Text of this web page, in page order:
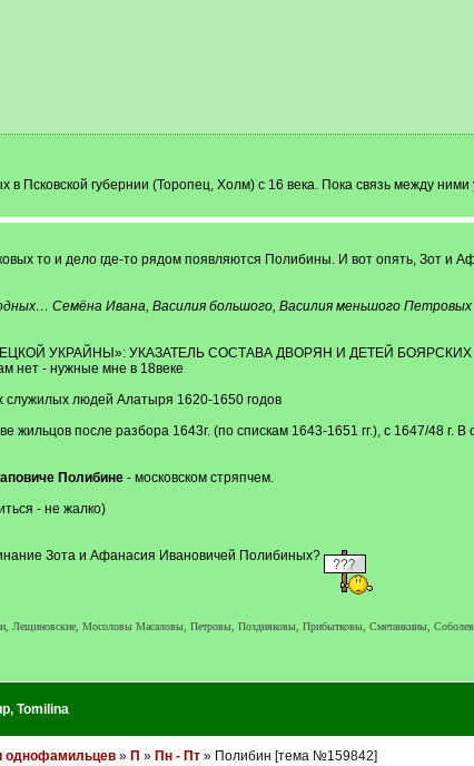
Псковской губернии (Торопец, Холм) с 16 века. Пока связь между ними
то и дело где-то рядом появляются Полибины. И вот опять, Зот и
Семёна Ивана, Василия большого, Василия меньшого
УКРАЙНЫ»: УКАЗАТЕЛЬ СОСТАВА ДВОРЯН И ДЕТЕЙ
нет - нужные мне в 18веке
людей Алатыря 1620-1650 годов
жильцов после разбора 1643г. (по спискам 1643-1651 гг.), с 1647/48 г.
Полибине- московском стряпчем.
- не жалко)
Зота и Афанасия Ивановичей Полибиных?
Лещиновские, Мосоловы Масаловы, Петровы, Поздняковы, Прибытковы, Сметанкины,
, Tomilina
однофамильцев» П » Пн - Пт» Полибин [тема №159842]